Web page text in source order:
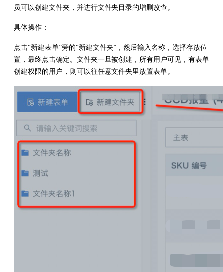
员可以创建文件夹，并进行文件夹目录的增删改查。
具体操作：
点击“新建表单”旁的“新建文件夹”，然后输入名称，选择存放位
置，最终点击确定。文件夹一旦被创建，所有用户可见，有表单
创建权限的用户，则可以往任意文件夹里放置表单。